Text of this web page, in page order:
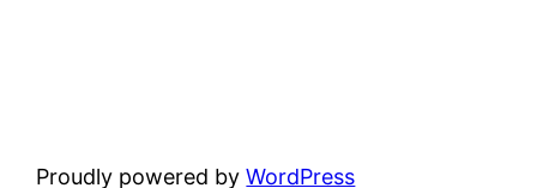
Proudly powered byWordPress